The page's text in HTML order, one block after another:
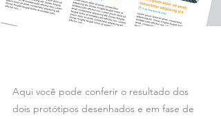
Aqui você pode conferir o resultado dos
dois protótipos desenhados e em fase de